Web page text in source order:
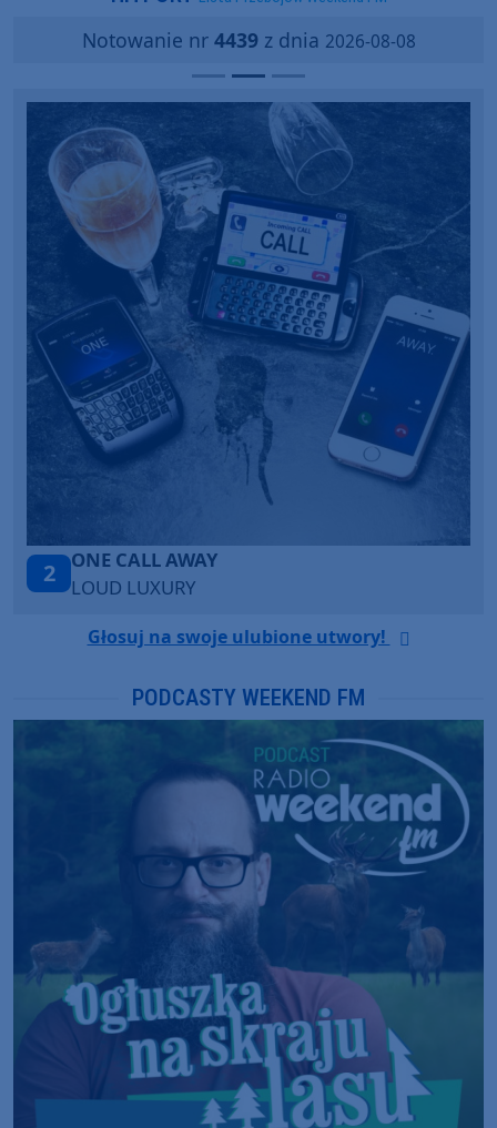
Notowanie nr 4439z dnia 2026-08-08
3
Talk To You
ANOTR ft. 54 Ultra
Głosuj na swoje ulubione utwory!
PODCASTY WEEKEND FM